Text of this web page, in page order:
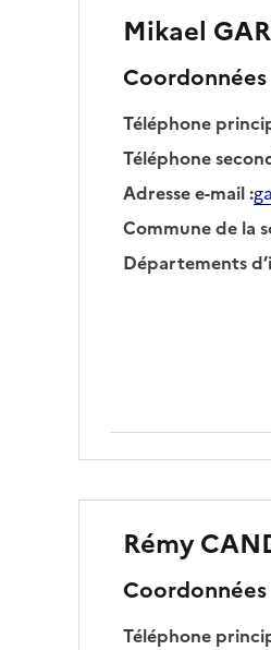
Mikael
Coordonnées
Téléphone
Téléphone
Adresse e-mail:
Commune de la
Départements
Rémy
Coordonnées
Téléphone